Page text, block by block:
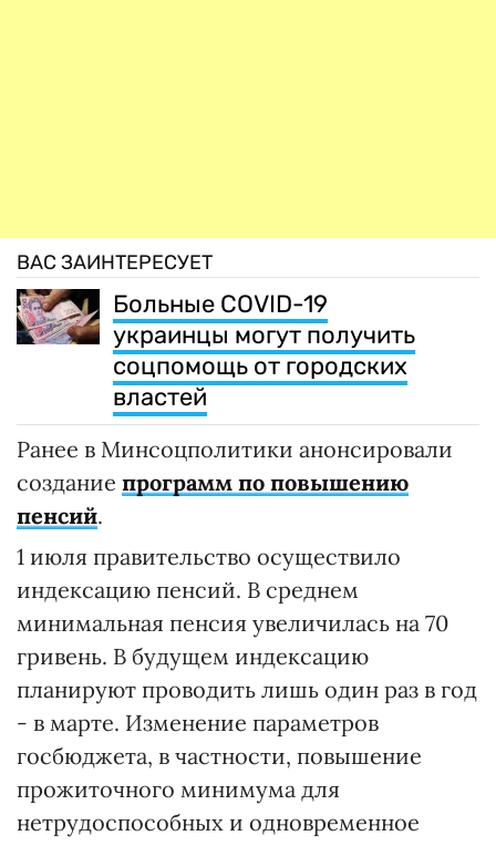
ВАС ЗАИНТЕРЕСУЕТ
Больные COVID-19
украинцы могут получить
соцпомощь от городских
властей
Ранее в Минсоцполитики анонсировали
создание программ по повышению
пенсий.
1 июля правительство осуществило
индексацию пенсий. В среднем
минимальная пенсия увеличилась на 70
гривень. В будущем индексацию
планируют проводить лишь один раз в год
- в марте. Изменение параметров
госбюджета, в частности, повышение
прожиточного минимума для
нетрудоспособных и одновременное